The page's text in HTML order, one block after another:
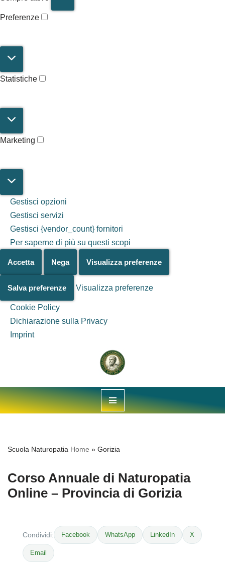
Preferenze
Statistiche
Marketing
Gestisci opzioni
Gestisci servizi
Gestisci {vendor_count} fornitori
Per saperne di più su questi scopi
Accetta Nega Visualizza preferenze
Salva preferenze Visualizza preferenze
Cookie Policy
Dichiarazione sulla Privacy
Imprint
Salta al
contenuto
Scuola Naturopatia Home » Gorizia
Corso Annuale di Naturopatia
Online – Provincia di Gorizia
Condividi: Facebook WhatsApp LinkedIn X
Email